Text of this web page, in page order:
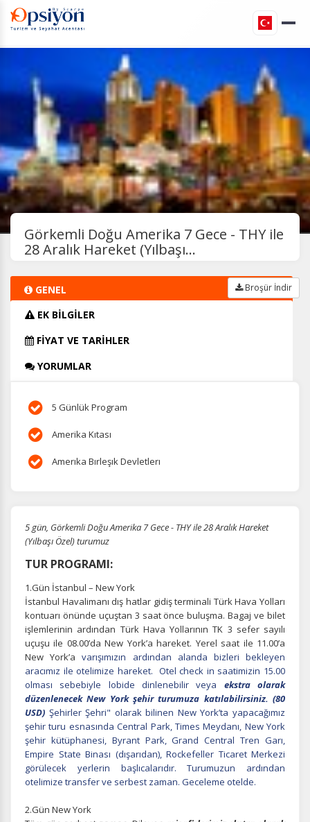
Görkemli Doğu Amerika 7 Gece - THY ile
28 Aralık Hareket (Yılbaşı...
GENEL
EK BİLGİLER
FİYAT VE TARİHLER
YORUMLAR
Broşür İndir
5 Günlük Program
Amerika Kıtası
Amerıka Bırleşık Devletlerı
5 gün, Görkemli Doğu Amerika 7 Gece - THY ile 28 Aralık Hareket
(Yılbaşı Özel) turumuz
TUR PROGRAMI:
1.Gün İstanbul – New York
İstanbul Havalimanı dış hatlar gidiş terminali Türk Hava Yolları
kontuarı önünde uçuştan 3 saat önce buluşma. Bagaj ve bilet
işlemlerinin ardından Türk Hava Yollarının TK 3 sefer sayılı
uçuşu ile 08.00’da New York’a hareket. Yerel saat ile 11.00’a
New York’avarışımızın ardından alanda bizleri bekleyen
aracımız ile otelimize hareket. Otel check in saatimizin 15.00
olması sebebiyle lobide dinlenebilir veya ekstra olarak
düzenlenecek New York şehir turumuza katılabilirsiniz. (80
USD) Şehirler Şehri" olarak bilinen New York’ta yapacağımız
şehir turu esnasında Central Park, Times Meydanı, New York
şehir kütüphanesi, Byrant Park, Grand Central Tren Garı,
Empire State Binası (dışarıdan), Rockefeller Ticaret Merkezi
görülecek yerlerin başlıcalarıdır. Turumuzun ardından
otelimize transfer ve serbest zaman. Geceleme otelde.
2.Gün New York